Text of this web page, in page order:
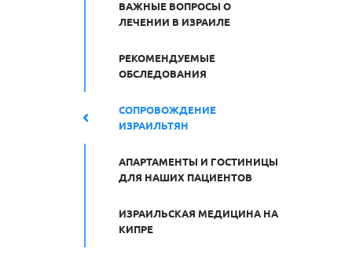
ВАЖНЫЕ ВОПРОСЫ О
ЛЕЧЕНИИ В ИЗРАИЛЕ
РЕКОМЕНДУЕМЫЕ
ОБСЛЕДОВАНИЯ
СОПРОВОЖДЕНИЕ
ИЗРАИЛЬТЯН
АПАРТАМЕНТЫ И ГОСТИНИЦЫ
ДЛЯ НАШИХ ПАЦИЕНТОВ
ИЗРАИЛЬСКАЯ МЕДИЦИНА НА
КИПРЕ